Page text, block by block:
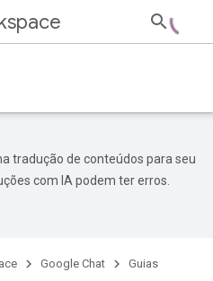
tradução de conteúdos para seu
com IA podem ter erros.
Google Chat Guias